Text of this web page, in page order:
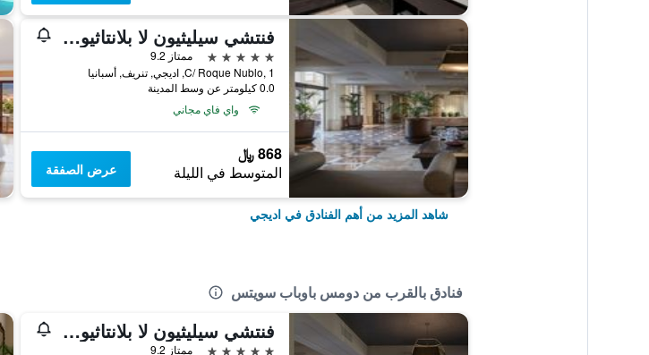
فنتشي سيليثيون لا بلانتاثيون ديل سور
5 نجوم
ممتاز 9.2
C/ Roque Nublo, 1, اديجي, تنريف, أسبانيا
0.0 كيلومتر عن وسط المدينة
واي فاي مجاني
868 ﷼
المتوسط في الليلة عرض الصفقة
شاهد المزيد من أهم الفنادق في اديجي
فنادق بالقرب من دومس باوباب سويتس
فنتشي سيليثيون لا بلانتاثيون ديل سور
5 نجوم ممتاز 9.2